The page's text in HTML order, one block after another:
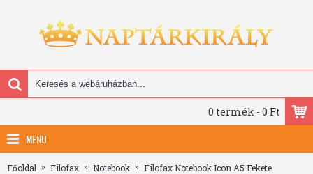
0 termék - 0 Ft
MENÜ
Főoldal Filofax Notebook Filofax Notebook Icon A5 Fekete